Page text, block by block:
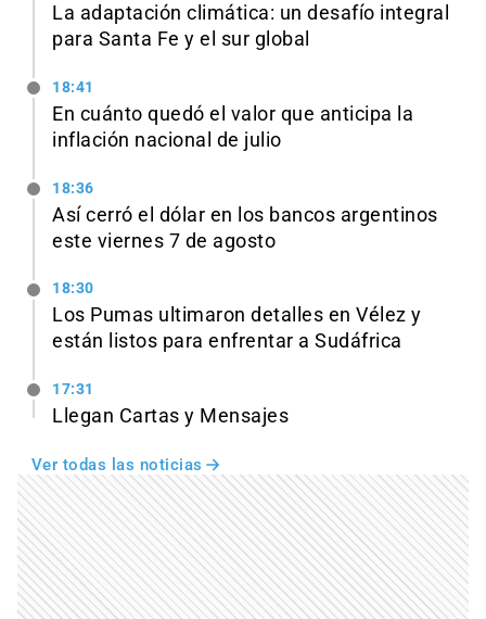
La adaptación climática: un desafío integral
para Santa Fe y el sur global
18:41
En cuánto quedó el valor que anticipa la
inflación nacional de julio
18:36
Así cerró el dólar en los bancos argentinos
este viernes 7 de agosto
18:30
Los Pumas ultimaron detalles en Vélez y
están listos para enfrentar a Sudáfrica
17:31
Llegan Cartas y Mensajes
Ver todas las noticias